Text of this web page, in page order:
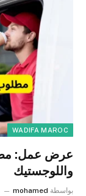
WADIFA MAROC
عرض عمل:
واللوجستيك
بواسطة mohamed